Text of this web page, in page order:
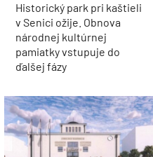
Historický park pri kaštieli
v Senici ožije. Obnova
národnej kultúrnej
pamiatky vstupuje do
ďalšej fázy